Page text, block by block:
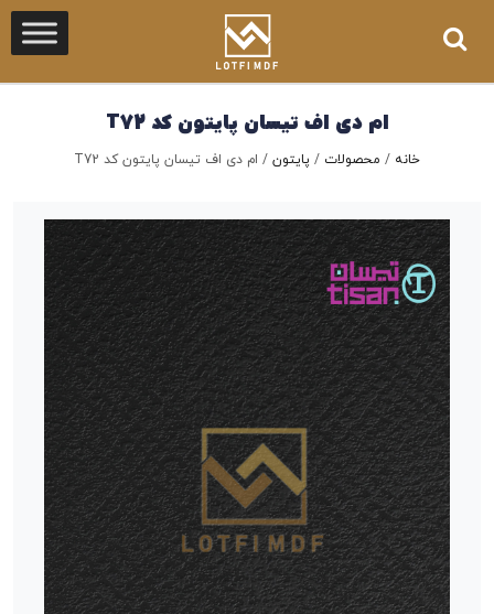
ام دی اف تیسان پایتون کد T72
خانه / محصولات / پایتون / ام دی اف تیسان پایتون کد T72